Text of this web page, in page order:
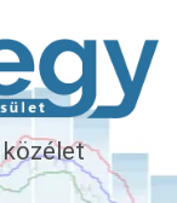
közélet